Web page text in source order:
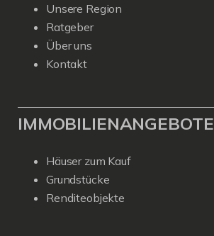
Unsere Region
Ratgeber
Über uns
Kontakt
IMMOBILIENANGEBOTE
Häuser zum Kauf
Grundstücke
Renditeobjekte